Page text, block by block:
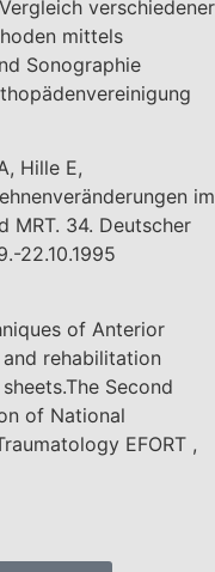
verschiedener
mittels
Sonographie
Hille E,
im
MRT. 34. Deutscher
22.10.1995
of Anterior
rehabilitation
Second
of National
EFORT ,